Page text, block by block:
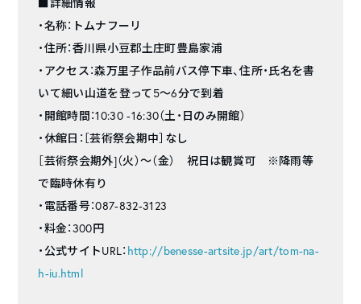
・名称：トムナフーリ
・住所：香川県小豆郡土庄町豊島家浦
・アクセス：森万里子作品前バス停下車、住所・氏名を書
いて細い山道を登って5～6分で到着
・開館時間：10:30 -16:30（土・日のみ開館）
・休館日：［芸術祭会期中］なし
［芸術祭会期外]（火）～（金） 祝日は観賞可 ※降雨等
で臨時休有り
・電話番号：087-832-3123
・料金：300円
・公式サイトURL： http://benesse-artsite.jp/art/tom-na-
h-iu.html